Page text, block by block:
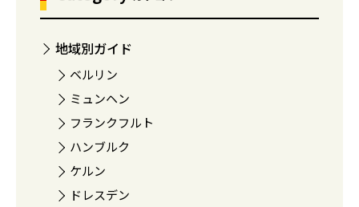
地域別ガイド
ベルリン
ミュンヘン
フランクフルト
ハンブルク
ケルン
ドレスデン